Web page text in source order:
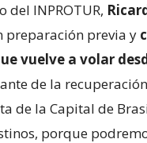
del INPROTUR,
preparación previa y
vuelve a volar
de la
de la Capital de
porque